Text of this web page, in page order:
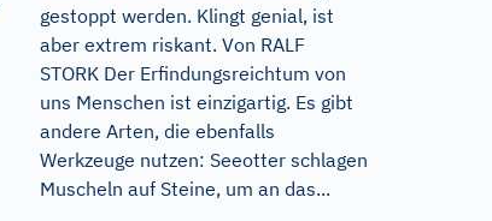
gestoppt werden. Klingt genial, ist
aber extrem riskant. Von RALF
STORK Der Erfindungsreichtum von
uns Menschen ist einzigartig. Es gibt
andere Arten, die ebenfalls
Werkzeuge nutzen: Seeotter schlagen
Muscheln auf Steine, um an das...